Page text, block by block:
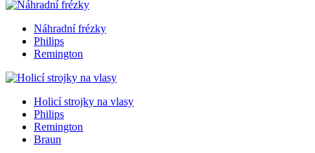
Náhradní frézky
Philips
Remington
Holicí strojky na vlasy
Philips
Remington
Braun